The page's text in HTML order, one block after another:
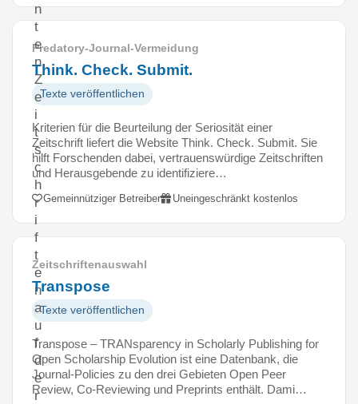
n
t
e
n
Z
e
i
t
s
c
h
r
i
f
t
e
n
a
u
f
d
e
r
Predatory-Journal-Vermeidung
Think. Check. Submit.
Texte veröffentlichen
Kriterien für die Beurteilung der Seriosität einer
Zeitschrift liefert die Website Think. Check. Submit. Sie
hilft Forschenden dabei, vertrauenswürdige Zeitschriften
und Herausgebende zu identifiziere…
Gemeinnütziger Betreiber Uneingeschränkt kostenlos
Zeitschriftenauswahl
Transpose
Texte veröffentlichen
Transpose – TRANsparency in Scholarly Publishing for
Open Scholarship Evolution ist eine Datenbank, die
Journal-Policies zu den drei Gebieten Open Peer
Review, Co-Reviewing und Preprints enthält. Dami…